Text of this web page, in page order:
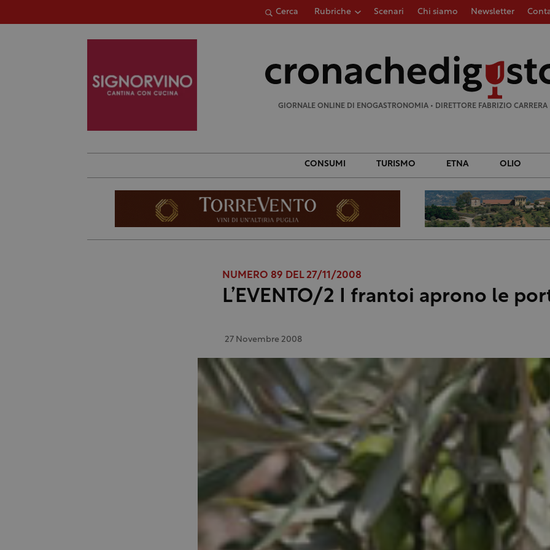
Cerca Rubriche Scenari Chi siamo Newsletter
GIORNALE ONLINE DI ENOGASTRONOMIA • DIRETTORE FABRIZIO CARRERA
CONSUMI TURISMO ETNA OLIO
NUMERO 89 DEL 27/11/2008
L’EVENTO/2 I frantoi aprono le
27 Novembre 2008